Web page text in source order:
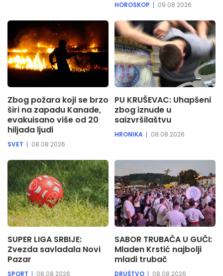
HOROSKOP 09.08.2026
Zbog požara koji se brzo
širi na zapadu Kanade,
evakuisano više od 20
hiljada ljudi
SVET 08.08.2026
PU KRUŠEVAC: Uhapšeni
zbog iznude u
saizvršilaštvu
HRONIKA 08.08.2026
SUPER LIGA SRBIJE:
Zvezda savladala Novi
Pazar
SPORT 08.08.2026
SABOR TRUBAČA U GUČI:
Mladen Krstić najbolji
mladi trubač
DRUŠTVO 08.08.2026